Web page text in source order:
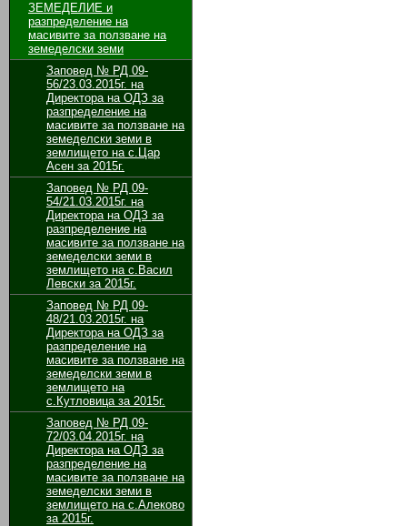
ЗЕМЕДЕЛИЕ и
разпределение на
масивите за ползване на
земeделски земи
Заповед № РД 09-
56/23.03.2015г. на
Директора на ОДЗ за
разпределение на
масивите за ползване на
земеделски земи в
землището на с.Цар
Асен за 2015г.
Заповед № РД 09-
54/21.03.2015г. на
Директора на ОДЗ за
разпределение на
масивите за ползване на
земеделски земи в
землището на с.Васил
Левски за 2015г.
Заповед № РД 09-
48/21.03.2015г. на
Директора на ОДЗ за
разпределение на
масивите за ползване на
земеделски земи в
землището на
с.Кутловица за 2015г.
Заповед № РД 09-
72/03.04.2015г. на
Директора на ОДЗ за
разпределение на
масивите за ползване на
земеделски земи в
землището на с.Алеково
за 2015г.